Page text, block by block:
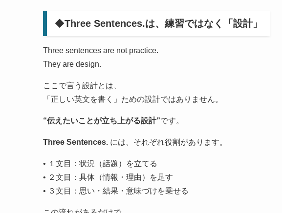
◆Three Sentences.は、練習ではなく「設計」
Three sentences are not practice.
They are design.
ここで言う設計とは、
「正しい英文を書く」ための設計ではありません。
“伝えたいことが立ち上がる設計”です。
Three Sentences. には、それぞれ役割があります。
• １文目：状況（話題）を立てる
• ２文目：具体（情報・理由）を足す
• ３文目：思い・結果・意味づけを乗せる